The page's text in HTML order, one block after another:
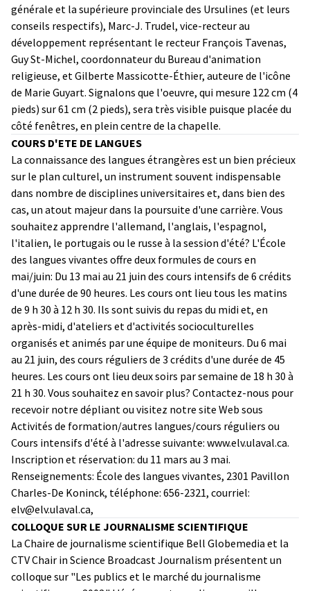
générale et la supérieure provinciale des Ursulines (et leurs
conseils respectifs), Marc-J. Trudel, vice-recteur au
développement représentant le recteur François Tavenas,
Guy St-Michel, coordonnateur du Bureau d'animation
religieuse, et Gilberte Massicotte-Éthier, auteure de l'icône
de Marie Guyart. Signalons que l'oeuvre, qui mesure 122 cm (4
pieds) sur 61 cm (2 pieds), sera très visible puisque placée du
côté fenêtres, en plein centre de la chapelle.
COURS D'ETE DE LANGUES
La connaissance des langues étrangères est un bien précieux
sur le plan culturel, un instrument souvent indispensable
dans nombre de disciplines universitaires et, dans bien des
cas, un atout majeur dans la poursuite d'une carrière. Vous
souhaitez apprendre l'allemand, l'anglais, l'espagnol,
l'italien, le portugais ou le russe à la session d'été? L'École
des langues vivantes offre deux formules de cours en
mai/juin: Du 13 mai au 21 juin des cours intensifs de 6 crédits
d'une durée de 90 heures. Les cours ont lieu tous les matins
de 9 h 30 à 12 h 30. Ils sont suivis du repas du midi et, en
après-midi, d'ateliers et d'activités socioculturelles
organisés et animés par une équipe de moniteurs. Du 6 mai
au 21 juin, des cours réguliers de 3 crédits d'une durée de 45
heures. Les cours ont lieu deux soirs par semaine de 18 h 30 à
21 h 30. Vous souhaitez en savoir plus? Contactez-nous pour
recevoir notre dépliant ou visitez notre site Web sous
Activités de formation/autres langues/cours réguliers ou
Cours intensifs d'été à l'adresse suivante: www.elv.ulaval.ca.
Inscription et réservation: du 11 mars au 3 mai.
Renseignements: École des langues vivantes, 2301 Pavillon
Charles-De Koninck, téléphone: 656-2321, courriel:
elv@elv.ulaval.ca,
COLLOQUE SUR LE JOURNALISME SCIENTIFIQUE
La Chaire de journalisme scientifique Bell Globemedia et la
CTV Chair in Science Broadcast Journalism présentent un
colloque sur "Les publics et le marché du journalisme